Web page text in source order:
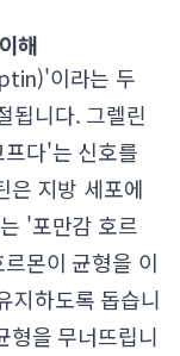
해
이라는 두
됩니다. 그렐린
다'는 신호를
은 지방 세포에
'포만감 호르
몬이 균형을 이
지하도록 돕습니
형을 무너뜨립니